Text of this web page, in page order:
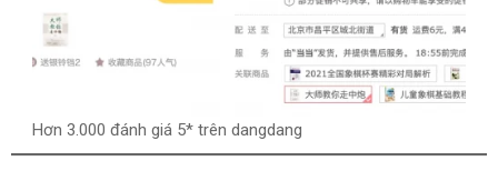
Hơn 3.000 đánh giá 5* trên dangdang